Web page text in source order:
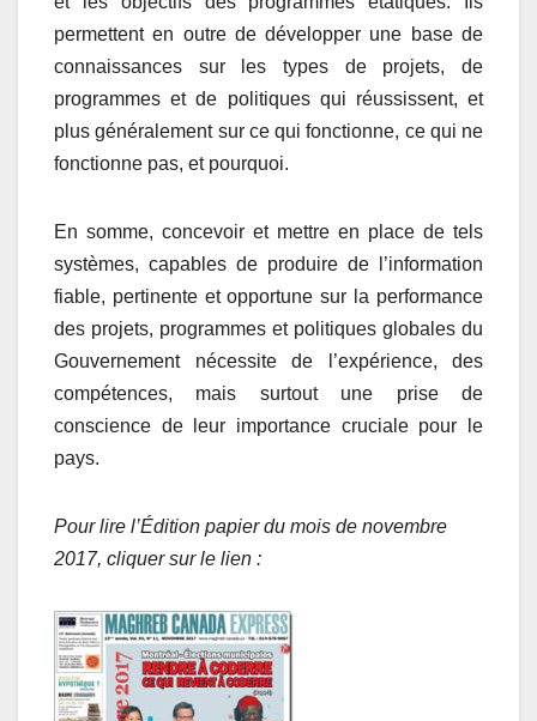
permettent en outre de développer une base de
connaissances sur les types de projets, de
programmes et de politiques qui réussissent, et
plus généralement sur ce qui fonctionne, ce qui ne
fonctionne pas, et pourquoi.
En somme, concevoir et mettre en place de tels
systèmes, capables de produire de l’information
fiable, pertinente et opportune sur la performance
des projets, programmes et politiques globales du
Gouvernement nécessite de l’expérience, des
compétences, mais surtout une prise de
conscience de leur importance cruciale pour le
pays.
Pour lire l’Édition papier du mois de novembre
2017, cliquer sur le lien :